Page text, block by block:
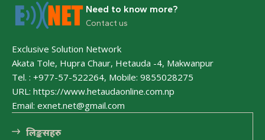
मकवानपुर
हात्तीसार
हेटौंडा अनलाईन
भुटनदेवी मन्दिर
हेटौंडा अनलाईन
Need to know more?
Contact us
Exclusive Solution Network
Akata Tole, Hupra Chaur, Hetauda -4, Makwanpur
Tel. : +977-57-522264, Mobile: 9855028275
URL: https://www.hetaudaonline.com.np
Email: exnet.net@gmail.com
लि󠅵ङ्कसहरु